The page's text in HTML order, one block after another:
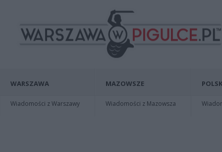
WARSZAWA
Wiadomości z Warszawy
MAZOWSZE
Wiadomości z Mazowsza